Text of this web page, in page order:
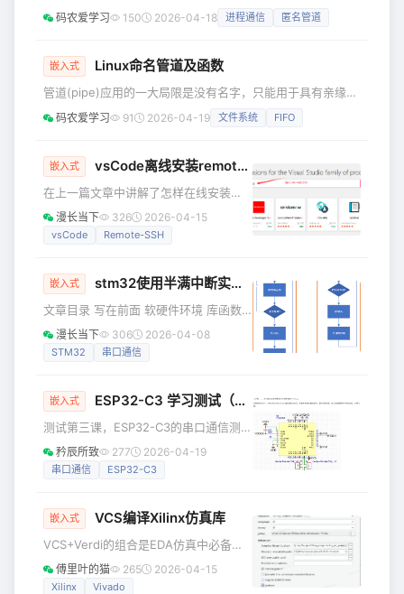
擎平台 AMP 共享内存（SHM）通信，
一。匿名管道在系统中没有实名，它只是进程的一种资源，会
#include &lt;unistd.h&gt; int pipe(int fd[2]); 创建成功返回
fd[
码农爱学习 150 2026-04-18 进程通信 匿名管道
嵌入式 Linux命名管道及函数
管道(pipe)应用的一大局限是没有名字，只能用于具有亲缘关
系进程之间的通信。而命名管道，也称FIFO，实质是一种文
名管道，格式为： mkfifo [option] name 其中option选项用
于选择创建FIFO的模式，使用形式为-m mode，mode为八
进制模式，创
码农爱学习 91 2026-04-19 文件系统 FIFO
嵌入式 vsCode离线安装remote-ssh插件搭建远程开发环境
在上一篇文章中讲解了怎样在线安装
remote-ssh插件，搭建远程开发环境，
本篇文章将会讲解在电脑完全离线的情
重复的内容将不会再次讲解，大部分操
版本一定要是你下载的vsCode版本能够
安装的，不然vsCode会拒绝安装版本不
兼容的插件，验证插件是否兼容的方法
然后
漫长当下 326 2026-04-15
vsCode Remote-SSH
嵌入式 stm32使用半满中断实现的高可靠串口数据收发
文章目录 写在前面 软硬件环境 库函数
接口 初始实现方式 第一次优化 第二次
优化 最后的修改 收发数据模型 结尾 写
信协议，最近维护了很久的一个项目，
定的情况，现象就是某个功能有时候正
常有时候不正常，经排查是通信接口上
出现了丢包导致的，通信的接口正是用
题，以
漫长当下 306 2026-04-08
STM32 串口通信
嵌入式 ESP32-C3 学习测试（三、UART模块 — 与Enocean无线模块串口通信）
测试第三课，ESP32-C3的串口通信测试
老样子，使用Enocean无线模块和
ESP32-C3进行串口通信。 前言 1、
ESP32-C3 UART 基础知识说明 前言 接
己设计的开发板： 自己画一块ESP32-
C3 的开发板（第一
矜辰所致 277 2026-04-19
串口通信 ESP32-C3
嵌入式 VCS编译Xilinx仿真库
VCS+Verdi的组合是EDA仿真中必备神
器，以前只会用Vivado自带的仿真器或
者Modelsim来进行仿真，但用了
傅里叶的猫 265 2026-04-15
Xilinx Vivado